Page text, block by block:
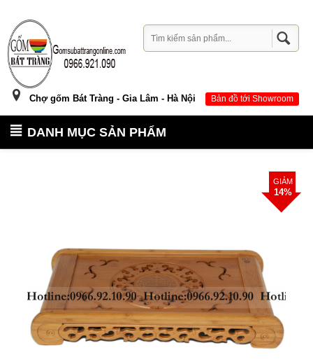
Chợ gốm Bát Tràng - Gia Lâm - Hà Nội Bản đồ tới Showroom
DANH MỤC SẢN PHẨM
GIẢM
14%